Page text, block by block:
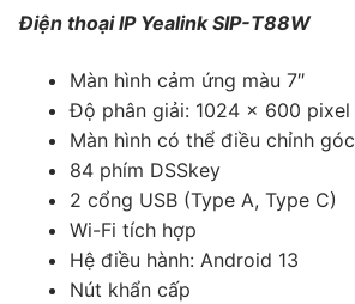
Điện thoại IP Yealink SIP-T88W
Màn hình cảm ứng màu 7″
Độ phân giải: 1024 × 600 pixel
Màn hình có thể điều chỉnh góc
84 phím DSSkey
2 cổng USB (Type A, Type C)
Wi-Fi tích hợp
Hệ điều hành: Android 13
Nút khẩn cấp